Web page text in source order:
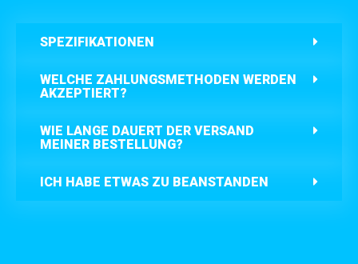
SPEZIFIKATIONEN
WELCHE ZAHLUNGSMETHODEN WERDEN
AKZEPTIERT?
WIE LANGE DAUERT DER VERSAND
MEINER BESTELLUNG?
ICH HABE ETWAS ZU BEANSTANDEN